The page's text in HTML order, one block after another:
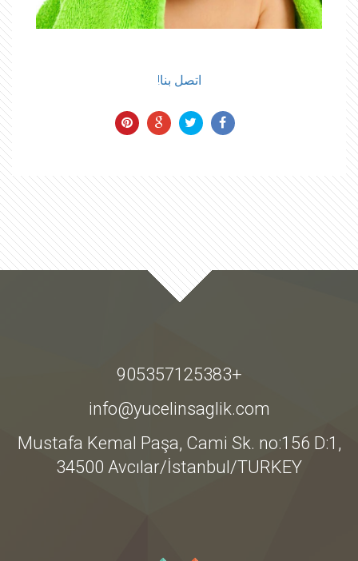
اتصل بنا!
+905357125383
info@yucelinsaglik.com
Mustafa Kemal Paşa, Cami Sk. no:156 D:1,
34500 Avcılar/İstanbul/TURKEY